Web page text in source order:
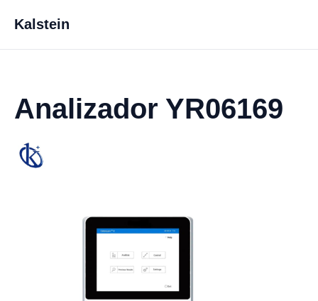
Kalstein
Analizador YR06169